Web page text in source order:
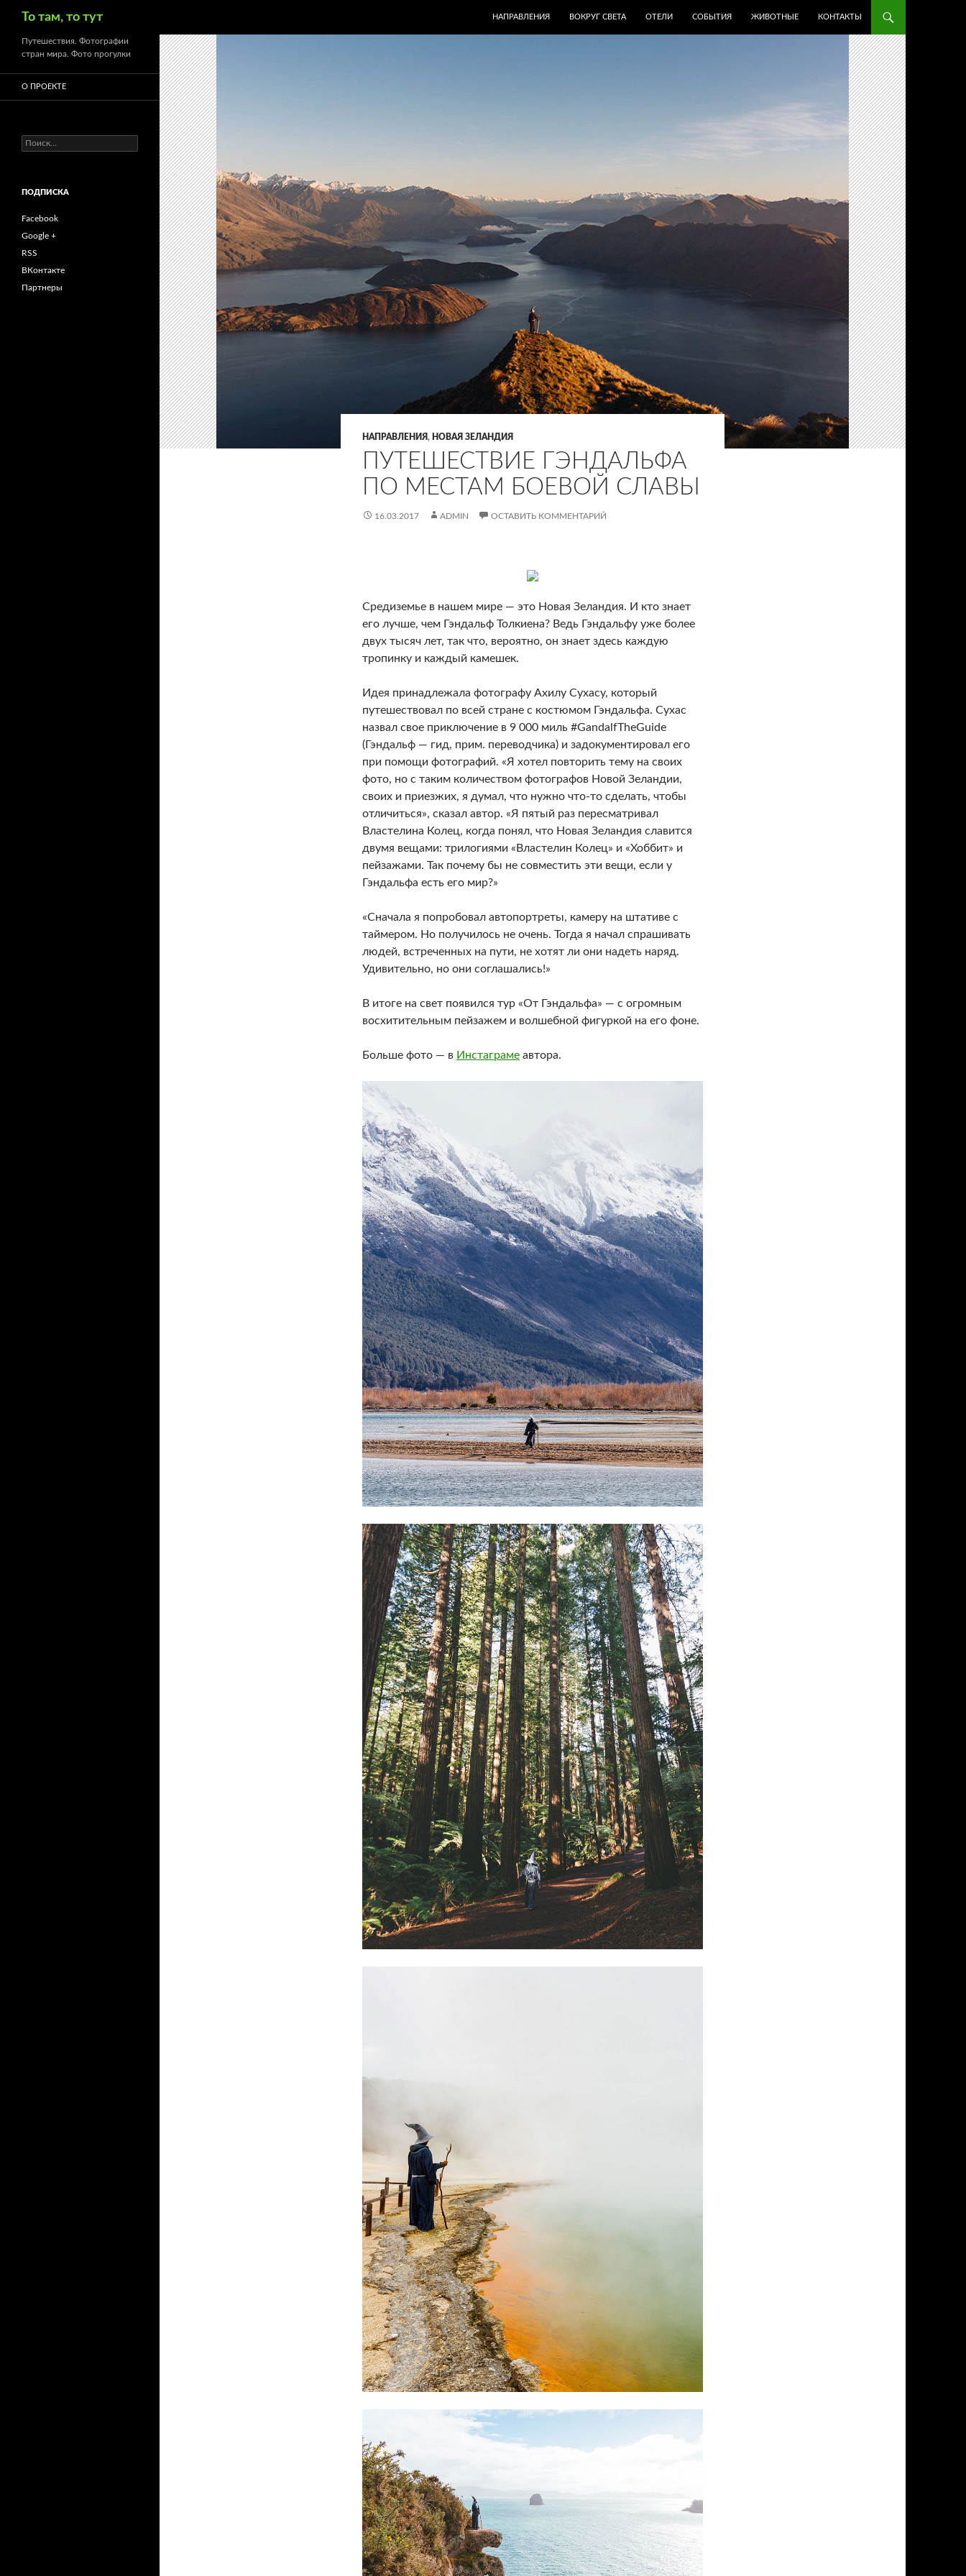
То там, то тут
НАПРАВЛЕНИЯ
ВОКРУГ СВЕТА ОТЕЛИ СОБЫТИЯ ЖИВОТНЫЕ КОНТАКТЫ
НАПРАВЛЕНИЯ, НОВАЯ ЗЕЛАНДИЯ
ПУТЕШЕСТВИЕ ГЭНДАЛЬФА
ПО МЕСТАМ БОЕВОЙ СЛАВЫ
16.03.2017 ADMIN ОСТАВИТЬ КОММЕНТАРИЙ
Средиземье в нашем мире — это Новая Зеландия. И кто знает
его лучше, чем Гэндальф Толкиена? Ведь Гэндальфу уже более
двух тысяч лет, так что, вероятно, он знает здесь каждую
тропинку и каждый камешек.
Идея принадлежала фотографу Ахилу Сухасу, который
путешествовал по всей стране с костюмом Гэндальфа. Сухас
назвал свое приключение в 9 000 миль #GandalfTheGuide
(Гэндальф — гид, прим. переводчика) и задокументировал его
при помощи фотографий. «Я хотел повторить тему на своих
фото, но с таким количеством фотографов Новой Зеландии,
своих и приезжих, я думал, что нужно что-то сделать, чтобы
отличиться», сказал автор. «Я пятый раз пересматривал
Властелина Колец, когда понял, что Новая Зеландия славится
двумя вещами: трилогиями «Властелин Колец» и «Хоббит» и
пейзажами. Так почему бы не совместить эти вещи, если у
Гэндальфа есть его мир?»
«Сначала я попробовал автопортреты, камеру на штативе с
таймером. Но получилось не очень. Тогда я начал спрашивать
людей, встреченных на пути, не хотят ли они надеть наряд.
Удивительно, но они соглашались!»
В итоге на свет появился тур «От Гэндальфа» — с огромным
восхитительным пейзажем и волшебной фигуркой на его фоне.
Больше фото — в Инстаграме автора.
Путешествия. Фотографии
стран мира. Фото прогулки
О ПРОЕКТЕ
Найти:
ПОДПИСКА
Facebook
Google +
RSS
ВКонтакте
Партнеры